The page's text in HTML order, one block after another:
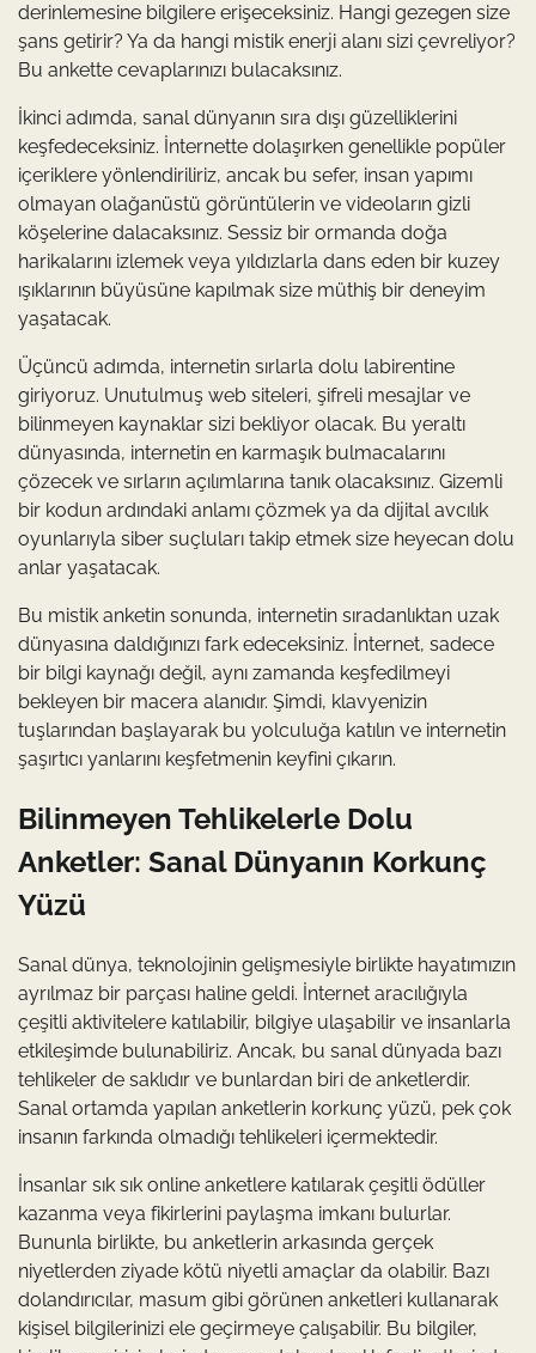
derinlemesine bilgilere erişeceksiniz. Hangi gezegen size
şans getirir? Ya da hangi mistik enerji alanı sizi çevreliyor?
Bu ankette cevaplarınızı bulacaksınız.
İkinci adımda, sanal dünyanın sıra dışı güzelliklerini
keşfedeceksiniz. İnternette dolaşırken genellikle popüler
içeriklere yönlendiriliriz, ancak bu sefer, insan yapımı
olmayan olağanüstü görüntülerin ve videoların gizli
köşelerine dalacaksınız. Sessiz bir ormanda doğa
harikalarını izlemek veya yıldızlarla dans eden bir kuzey
ışıklarının büyüsüne kapılmak size müthiş bir deneyim
yaşatacak.
Üçüncü adımda, internetin sırlarla dolu labirentine
giriyoruz. Unutulmuş web siteleri, şifreli mesajlar ve
bilinmeyen kaynaklar sizi bekliyor olacak. Bu yeraltı
dünyasında, internetin en karmaşık bulmacalarını
çözecek ve sırların açılımlarına tanık olacaksınız. Gizemli
bir kodun ardındaki anlamı çözmek ya da dijital avcılık
oyunlarıyla siber suçluları takip etmek size heyecan dolu
anlar yaşatacak.
Bu mistik anketin sonunda, internetin sıradanlıktan uzak
dünyasına daldığınızı fark edeceksiniz. İnternet, sadece
bir bilgi kaynağı değil, aynı zamanda keşfedilmeyi
bekleyen bir macera alanıdır. Şimdi, klavyenizin
tuşlarından başlayarak bu yolculuğa katılın ve internetin
şaşırtıcı yanlarını keşfetmenin keyfini çıkarın.
Bilinmeyen Tehlikelerle Dolu
Anketler: Sanal Dünyanın Korkunç
Yüzü
Sanal dünya, teknolojinin gelişmesiyle birlikte hayatımızın
ayrılmaz bir parçası haline geldi. İnternet aracılığıyla
çeşitli aktivitelere katılabilir, bilgiye ulaşabilir ve insanlarla
etkileşimde bulunabiliriz. Ancak, bu sanal dünyada bazı
tehlikeler de saklıdır ve bunlardan biri de anketlerdir.
Sanal ortamda yapılan anketlerin korkunç yüzü, pek çok
insanın farkında olmadığı tehlikeleri içermektedir.
İnsanlar sık sık online anketlere katılarak çeşitli ödüller
kazanma veya fikirlerini paylaşma imkanı bulurlar.
Bununla birlikte, bu anketlerin arkasında gerçek
niyetlerden ziyade kötü niyetli amaçlar da olabilir. Bazı
dolandırıcılar, masum gibi görünen anketleri kullanarak
kişisel bilgilerinizi ele geçirmeye çalışabilir. Bu bilgiler,